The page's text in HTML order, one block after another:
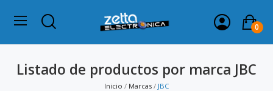
0
Listado de productos por marca JBC
Inicio Marcas JBC